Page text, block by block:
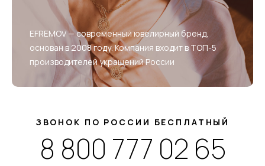
EFREMOV — современный ювелирный бренд,
основан в 2008 году. Компания входит в ТОП-5
производителей украшений России
ЗВОНОК ПО РОССИИ БЕСПЛАТНЫЙ
8 800 777 02 65